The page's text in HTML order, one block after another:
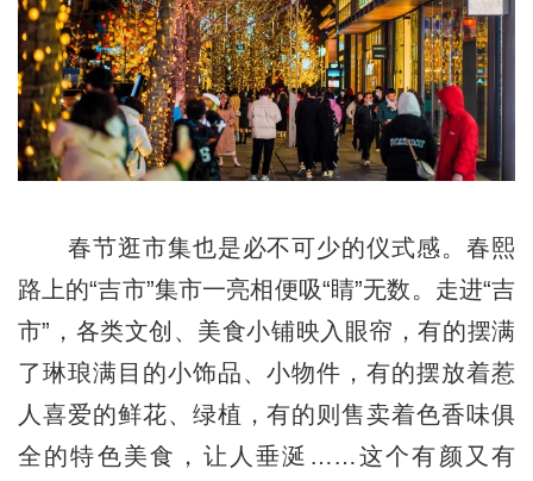
春节逛市集也是必不可少的仪式感。春熙
路上的“吉市”集市一亮相便吸“睛”无数。走进“吉
市”，各类文创、美食小铺映入眼帘，有的摆满
了琳琅满目的小饰品、小物件，有的摆放着惹
人喜爱的鲜花、绿植，有的则售卖着色香味俱
全的特色美食，让人垂涎……这个有颜又有